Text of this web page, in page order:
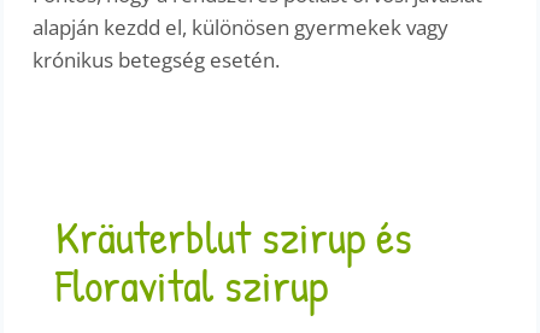
alapján kezdd el, különösen gyermekek vagy
krónikus betegség esetén.
Kräuterblut szirup és
Floravital szirup